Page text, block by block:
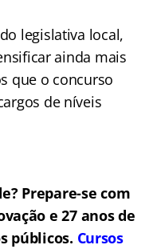
legislativa local,
ainda mais
que o concurso
de níveis
Prepare-se com
e 27 anos de
públicos. Cursos